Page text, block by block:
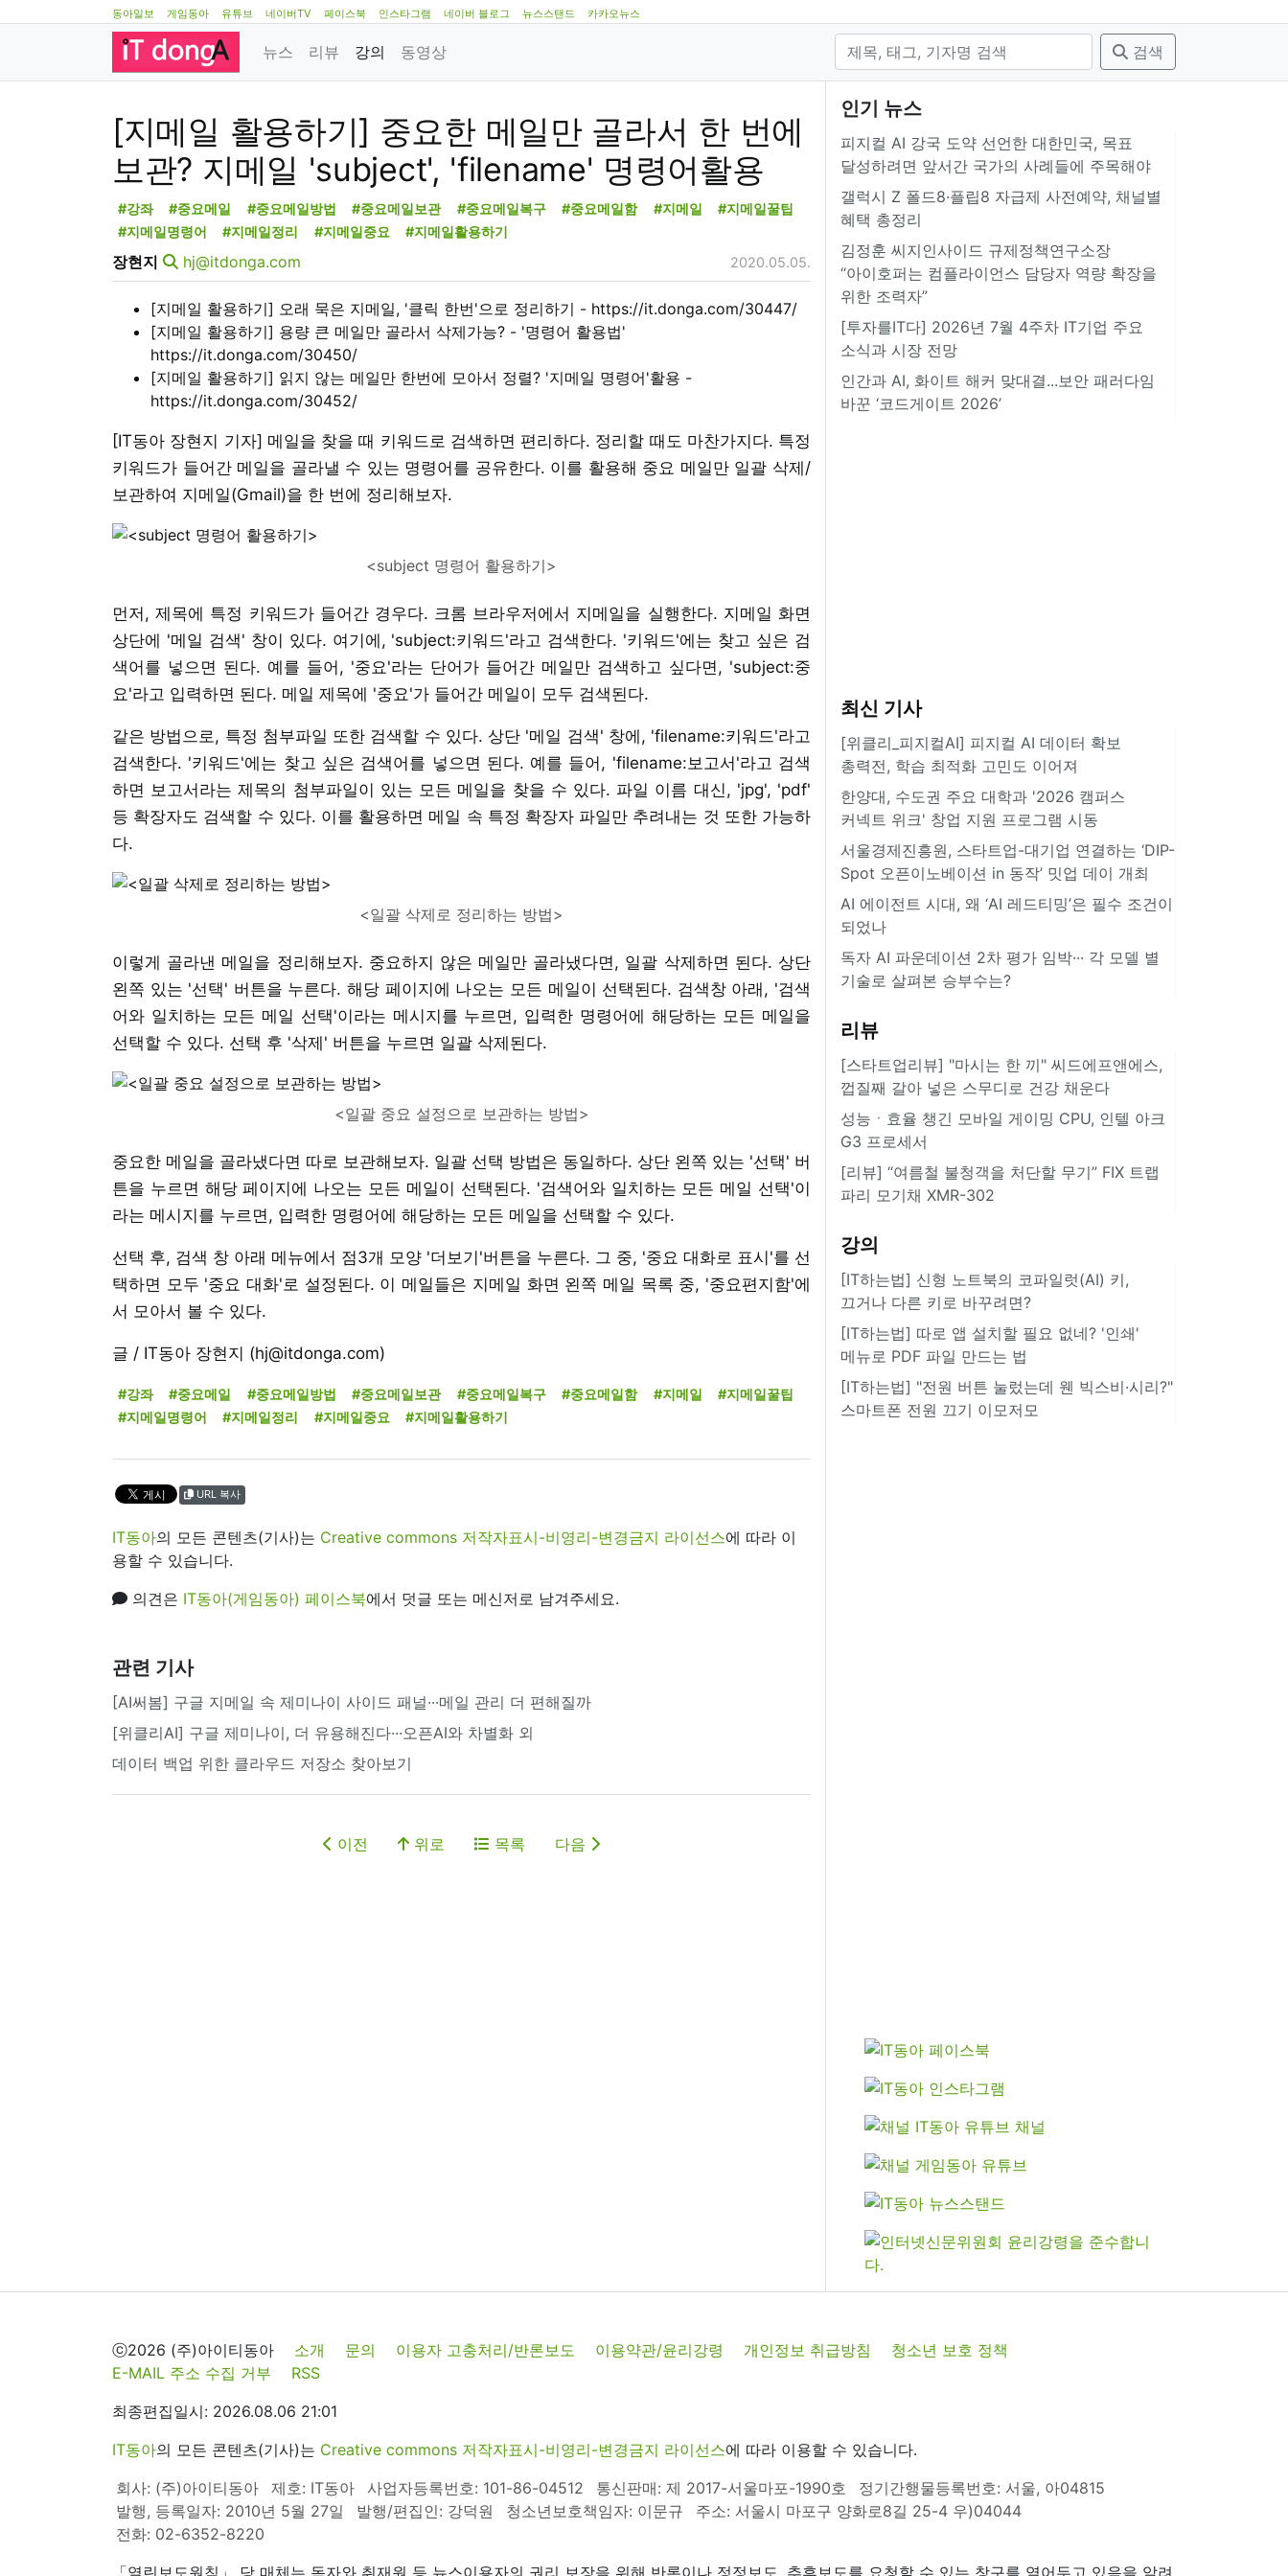
동아일보 게임동아 유튜브 네이버TV 페이스북 인스타그램 네이버 블로그 뉴스스탠드 카카오뉴스
뉴스 리뷰 강의 동영상 검색
[지메일 활용하기] 중요한 메일만 골라서 한 번에
보관? 지메일 'subject', 'filename' 명령어활용
#강좌 #중요메일 #중요메일방법 #중요메일보관 #중요메일복구 #중요메일함 #지메일
#지메일꿀팁
#지메일명령어
#지메일정리 #지메일중요 #지메일활용하기
장현지 hj@itdonga.com 2020.05.05.
[지메일 활용하기] 오래 묵은 지메일, '클릭 한번'으로 정리하기 - https://it.donga.com/30447/
[지메일 활용하기] 용량 큰 메일만 골라서 삭제가능? - '명령어 활용법'
https://it.donga.com/30450/
[지메일 활용하기] 읽지 않는 메일만 한번에 모아서 정렬? '지메일 명령어'활용 -
https://it.donga.com/30452/
[IT동아 장현지 기자] 메일을 찾을 때 키워드로 검색하면 편리하다. 정리할 때도 마찬가지다. 특정
키워드가 들어간 메일을 골라낼 수 있는 명령어를 공유한다. 이를 활용해 중요 메일만 일괄 삭제/
보관하여 지메일(Gmail)을 한 번에 정리해보자.
<subject 명령어 활용하기>
먼저, 제목에 특정 키워드가 들어간 경우다. 크롬 브라우저에서 지메일을 실행한다. 지메일 화면
상단에 '메일 검색' 창이 있다. 여기에, 'subject:키워드'라고 검색한다. '키워드'에는 찾고 싶은 검
색어를 넣으면 된다. 예를 들어, '중요'라는 단어가 들어간 메일만 검색하고 싶다면, 'subject:중
요'라고 입력하면 된다. 메일 제목에 '중요'가 들어간 메일이 모두 검색된다.
같은 방법으로, 특정 첨부파일 또한 검색할 수 있다. 상단 '메일 검색' 창에, 'filename:키워드'라고
검색한다. '키워드'에는 찾고 싶은 검색어를 넣으면 된다. 예를 들어, 'filename:보고서'라고 검색
하면 보고서라는 제목의 첨부파일이 있는 모든 메일을 찾을 수 있다. 파일 이름 대신, 'jpg', 'pdf'
등 확장자도 검색할 수 있다. 이를 활용하면 메일 속 특정 확장자 파일만 추려내는 것 또한 가능하
다.
<일괄 삭제로 정리하는 방법>
이렇게 골라낸 메일을 정리해보자. 중요하지 않은 메일만 골라냈다면, 일괄 삭제하면 된다. 상단
왼쪽 있는 '선택' 버튼을 누른다. 해당 페이지에 나오는 모든 메일이 선택된다. 검색창 아래, '검색
어와 일치하는 모든 메일 선택'이라는 메시지를 누르면, 입력한 명령어에 해당하는 모든 메일을
선택할 수 있다. 선택 후 '삭제' 버튼을 누르면 일괄 삭제된다.
<일괄 중요 설정으로 보관하는 방법>
중요한 메일을 골라냈다면 따로 보관해보자. 일괄 선택 방법은 동일하다. 상단 왼쪽 있는 '선택' 버
튼을 누르면 해당 페이지에 나오는 모든 메일이 선택된다. '검색어와 일치하는 모든 메일 선택'이
라는 메시지를 누르면, 입력한 명령어에 해당하는 모든 메일을 선택할 수 있다.
선택 후, 검색 창 아래 메뉴에서 점3개 모양 '더보기'버튼을 누른다. 그 중, '중요 대화로 표시'를 선
택하면 모두 '중요 대화'로 설정된다. 이 메일들은 지메일 화면 왼쪽 메일 목록 중, '중요편지함'에
서 모아서 볼 수 있다.
글 / IT동아 장현지 (hj@itdonga.com)
#강좌 #중요메일 #중요메일방법 #중요메일보관 #중요메일복구 #중요메일함 #지메일
#지메일꿀팁
#지메일명령어
#지메일정리 #지메일중요 #지메일활용하기
URL 복사
IT동아의 모든 콘텐츠(기사)는 Creative commons 저작자표시-비영리-변경금지 라이선스에 따라 이
용할 수 있습니다.
의견은 IT동아(게임동아) 페이스북에서 덧글 또는 메신저로 남겨주세요.
관련 기사
[AI써봄] 구글 지메일 속 제미나이 사이드 패널···메일 관리 더 편해질까
[위클리AI] 구글 제미나이, 더 유용해진다···오픈AI와 차별화 외
데이터 백업 위한 클라우드 저장소 찾아보기
이전 위로 목록 다음
인기 뉴스
피지컬 AI 강국 도약 선언한 대한민국, 목표
달성하려면 앞서간 국가의 사례들에 주목해야
갤럭시 Z 폴드8·플립8 자급제 사전예약, 채널별
혜택 총정리
김정훈 씨지인사이드 규제정책연구소장
“아이호퍼는 컴플라이언스 담당자 역량 확장을
위한 조력자”
[투자를IT다] 2026년 7월 4주차 IT기업 주요
소식과 시장 전망
인간과 AI, 화이트 해커 맞대결...보안 패러다임
바꾼 ‘코드게이트 2026’
최신 기사
[위클리_피지컬AI] 피지컬 AI 데이터 확보
총력전, 학습 최적화 고민도 이어져
한양대, 수도권 주요 대학과 '2026 캠퍼스
커넥트 위크' 창업 지원 프로그램 시동
서울경제진흥원, 스타트업-대기업 연결하는 ‘DIP-
Spot 오픈이노베이션 in 동작’ 밋업 데이 개최
AI 에이전트 시대, 왜 ‘AI 레드티밍’은 필수 조건이
되었나
독자 AI 파운데이션 2차 평가 임박··· 각 모델 별
기술로 살펴본 승부수는?
리뷰
[스타트업리뷰] "마시는 한 끼" 씨드에프앤에스,
껍질째 갈아 넣은 스무디로 건강 채운다
성능ㆍ효율 챙긴 모바일 게이밍 CPU, 인텔 아크
G3 프로세서
[리뷰] “여름철 불청객을 처단할 무기” FIX 트랩
파리 모기채 XMR-302
강의
[IT하는법] 신형 노트북의 코파일럿(AI) 키,
끄거나 다른 키로 바꾸려면?
[IT하는법] 따로 앱 설치할 필요 없네? '인쇄'
메뉴로 PDF 파일 만드는 법
[IT하는법] "전원 버튼 눌렀는데 웬 빅스비·시리?"
스마트폰 전원 끄기 이모저모
ⓒ2026 (주)아이티동아 소개 문의 이용자 고충처리/반론보도 이용약관/윤리강령 개인정보 취급방침
청소년 보호 정책
E-MAIL 주소 수집 거부
RSS
최종편집일시: 2026.08.06 21:01
IT동아의 모든 콘텐츠(기사)는 Creative commons 저작자표시-비영리-변경금지 라이선스에 따라 이용할 수 있습니다.
회사: (주)아이티동아
제호: IT동아 사업자등록번호: 101-86-04512 통신판매: 제 2017-서울마포-1990호
정기간행물등록번호: 서울, 아04815
발행, 등록일자: 2010년 5월 27일
발행/편집인: 강덕원 청소년보호책임자: 이문규
주소: 서울시 마포구 양화로8길 25-4 우)04044
전화: 02-6352-8220
「열린보도원칙」 당 매체는 독자와 취재원 등 뉴스이용자의 권리 보장을 위해 반론이나 정정보도, 추후보도를 요청할 수 있는 창구를 열어두고 있음을 알려